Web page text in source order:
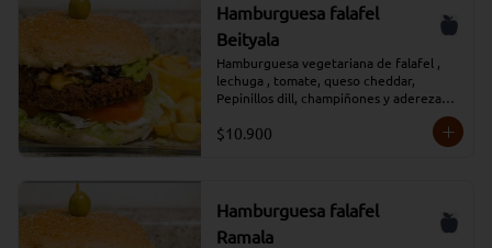
Hamburguesa falafel
Beityala
Hamburguesa vegetariana de falafel ,
lechuga , tomate, queso cheddar,
Pepinillos dill, champiñones y aderezada
con salsa tradicional Moros, acompañada
de papas fritas y salsa adicional
$10.900
Hamburguesa falafel
Ramala